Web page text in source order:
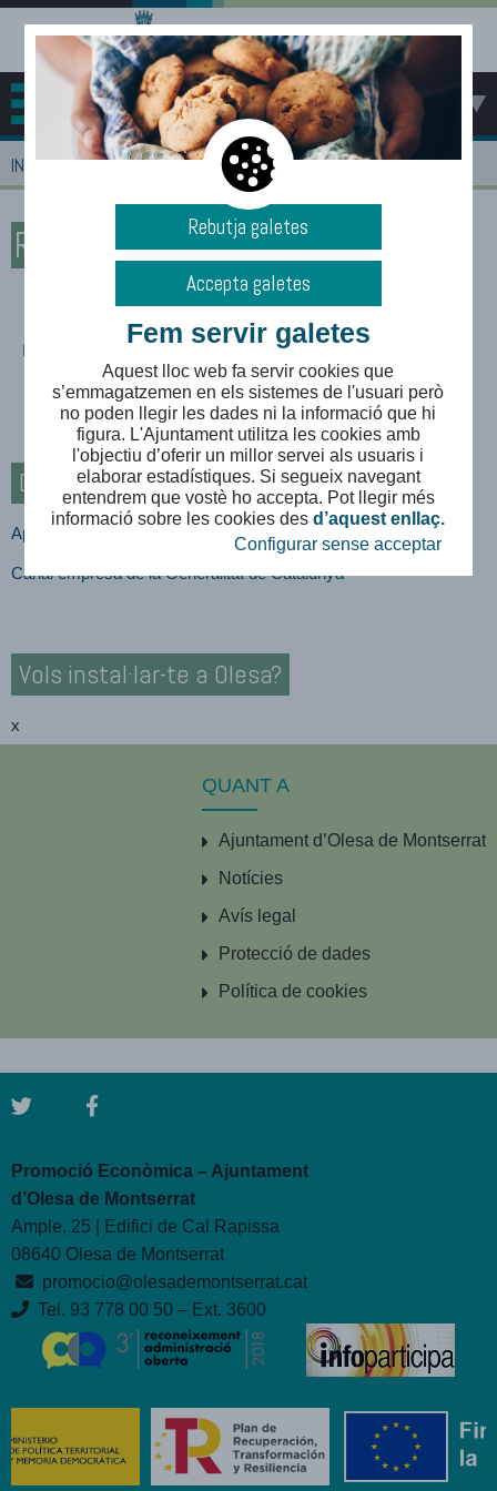
MENÚ
INICI > RECURSOS PER A EMPRESES
RECURSOS PER A EMPRESES
No s'han trobat registres.
Documents i enllaços d'interès
Apartat Promoció Econòmica web municipal
Canal empresa de la Generalitat de Catalunya
Vols instal·lar-te a Olesa?
x
QUANT A
Ajuntament d’Olesa de Montserrat
Notícies
Avís legal
Protecció de dades
Política de cookies
Promoció Econòmica – Ajuntament
d’Olesa de Montserrat
Ample, 25 | Edifici de Cal Rapissa
08640 Olesa de Montserrat
promocio@olesademontserrat.cat
Tel. 93 778 00 50 – Ext. 3600
Rebutja galetes
Accepta galetes
Fem servir galetes
Aquest lloc web fa servir cookies que
s’emmagatzemen en els sistemes de l'usuari però
no poden llegir les dades ni la informació que hi
figura. L'Ajuntament utilitza les cookies amb
l'objectiu d’oferir un millor servei als usuaris i
elaborar estadístiques. Si segueix navegant
entendrem que vostè ho accepta. Pot llegir més
informació sobre les cookies desd’aquest enllaç.
Configurar sense acceptar